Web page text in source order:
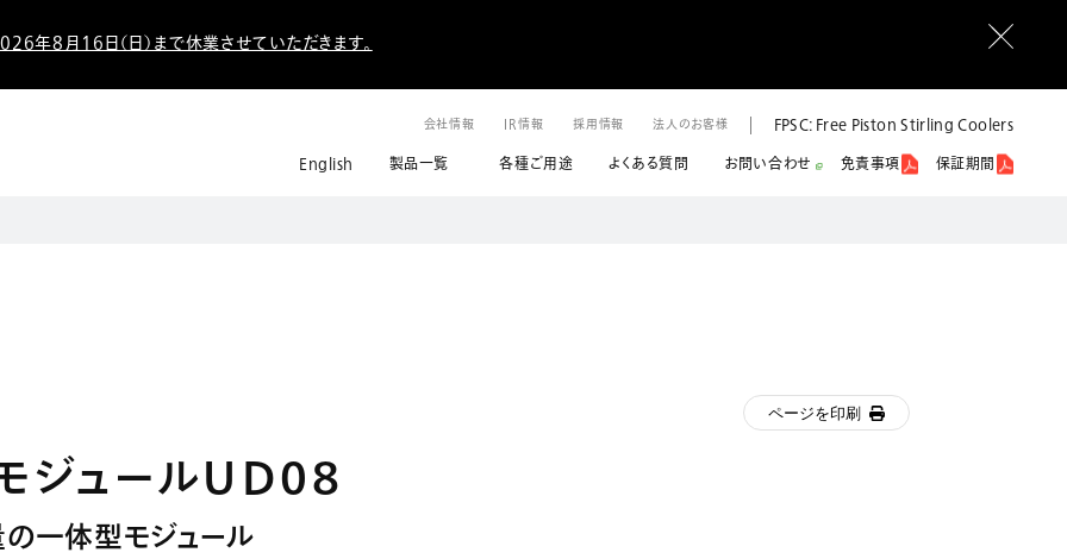
年8月16日（日）まで休業させていただきます。
会社情報 IR情報 採用情報 法人のお客様
FPSC: Free Piston Stirling Coolers
English
製品一覧 各種ご用途 よくある質問 お問い合わせ 免責事項 保証期間
ページを印刷
ジュールUD08
の一体型モジュール